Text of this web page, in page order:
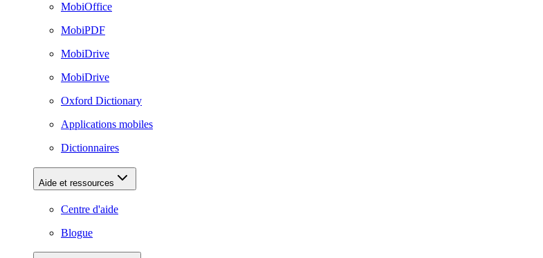
MobiOffice
MobiPDF
MobiDrive
MobiDrive
Oxford Dictionary
Applications mobiles
Dictionnaires
Aide et ressources
Centre d'aide
Blogue